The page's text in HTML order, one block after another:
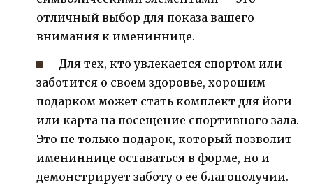
отличный выбор для показа вашего
внимания к имениннице.
Для тех, кто увлекается спортом или
заботится о своем здоровье, хорошим
подарком может стать комплект для йоги
или карта на посещение спортивного зала.
Это не только подарок, который позволит
имениннице оставаться в форме, но и
демонстрирует заботу о ее благополучии.